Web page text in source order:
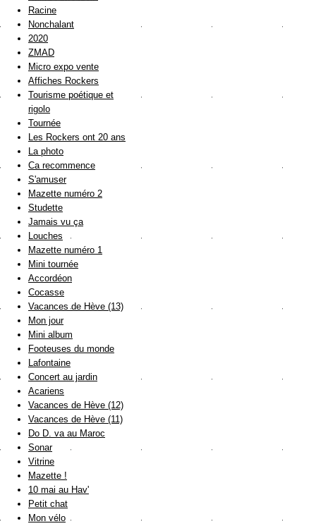
Racine
Nonchalant
2020
ZMAD
Micro expo vente
Affiches Rockers
Tourisme poétique et
rigolo
Tournée
Les Rockers ont 20 ans
La photo
Ca recommence
S'amuser
Mazette numéro 2
Studette
Jamais vu ça
Louches
Mazette numéro 1
Mini tournée
Accordéon
Cocasse
Vacances de Hève (13)
Mon jour
Mini album
Footeuses du monde
Lafontaine
Concert au jardin
Acariens
Vacances de Hève (12)
Vacances de Hève (11)
Do D. va au Maroc
Sonar
Vitrine
Mazette !
10 mai au Hav'
Petit chat
Mon vélo